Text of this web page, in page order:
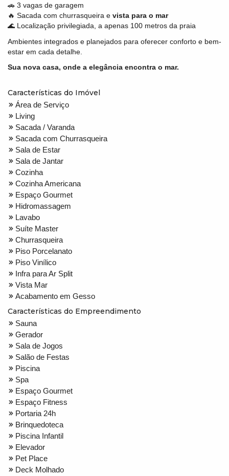
🚗 3 vagas de garagem
🔥 Sacada com churrasqueira e vista para o mar
🌊 Localização privilegiada, a apenas 100 metros da praia
Ambientes integrados e planejados para oferecer conforto e bem-
estar em cada detalhe.
Sua nova casa, onde a elegância encontra o mar.
Características do Imóvel
Área de Serviço
Living
Sacada / Varanda
Sacada com Churrasqueira
Sala de Estar
Sala de Jantar
Cozinha
Cozinha Americana
Espaço Gourmet
Hidromassagem
Lavabo
Suíte Master
Churrasqueira
Piso Porcelanato
Piso Vinílico
Infra para Ar Split
Vista Mar
Acabamento em Gesso
Características do Empreendimento
Sauna
Gerador
Sala de Jogos
Salão de Festas
Piscina
Spa
Espaço Gourmet
Espaço Fitness
Portaria 24h
Brinquedoteca
Piscina Infantil
Elevador
Pet Place
Deck Molhado